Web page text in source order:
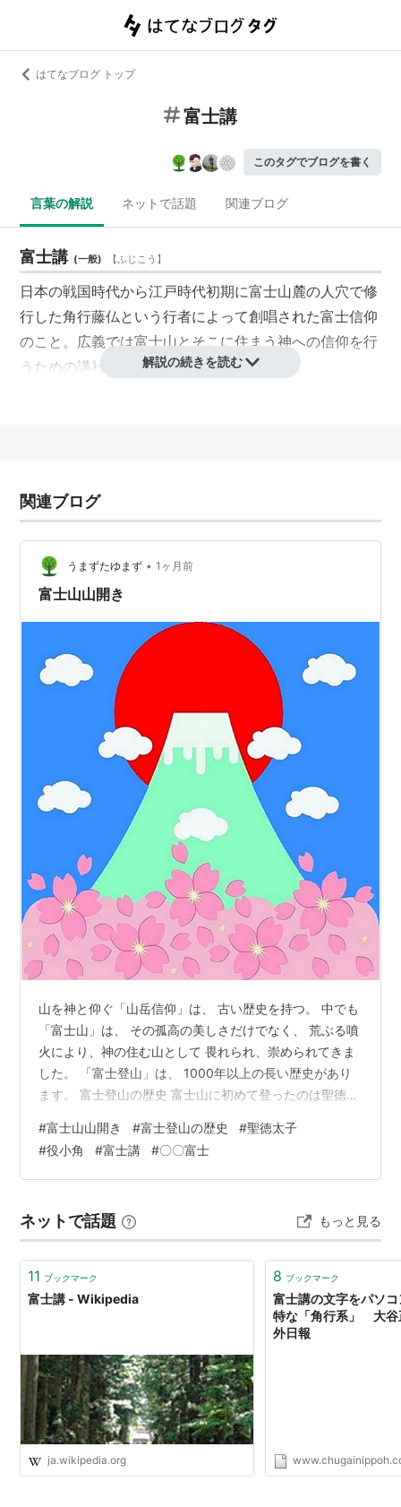
はてなブログ トップ
富士講
このタグでブログを書く
言葉の解説 ネットで話題 関連ブログ
富士講 (一般) 【ふじこう 】
日本の戦国時代から江戸時代初期に富士山麓の人穴で修
行した角行藤仏という行者によって創唱された富士信仰
のこと。広義では富士山とそこに住まう神への信仰を行
うための講社のことまでを指す。
解説の続きを読む
関連ブログ
うまずたゆまず • 1ヶ月前
富士山山開き
山を神と仰ぐ「山岳信仰」は、 古い歴史を持つ。 中でも
「富士山」は、 その孤高の美しさだけでなく、 荒ぶる噴
火により、神の住む山として 畏れられ、崇められてきま
した。 「富士登山」は、 1000年以上の長い歴史があり
ます。 富士登山の歴史 富士山に初めて登ったのは聖徳太
た⁉ 江戸時代の「富士講」（ふじこう） 全国には400を
超える「〇〇富士」がある 富士山の山開き 吉田ルート
［令和8(2026)年7月1日～9月10日］ 静岡側ルート［富
口本宮冨士浅間神社「富士山開山祭」 富…
#富士山山開き #富士登山の歴史 #聖徳太子
#役小角 #富士講 #〇〇富士
ネットで話題 もっと見る
11 ブックマーク
富士講 - Wikipedia
ja.wikipedia.org
8 ブックマーク
富士講の文字をパソ
特な「角行系」 大谷
外日報